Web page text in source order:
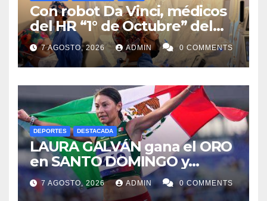
Con robot Da Vinci, médicos
del HR “1° de Octubre” del
ISSSTE retiran tumor renal a
paciente de 72 años
7 AGOSTO, 2026 ADMIN 0 COMMENTS
DEPORTES DESTACADA
LAURA GALVÁN gana el ORO
en SANTO DOMINGO y
dedica Medalla a sus padres
fallecidos
7 AGOSTO, 2026 ADMIN 0 COMMENTS